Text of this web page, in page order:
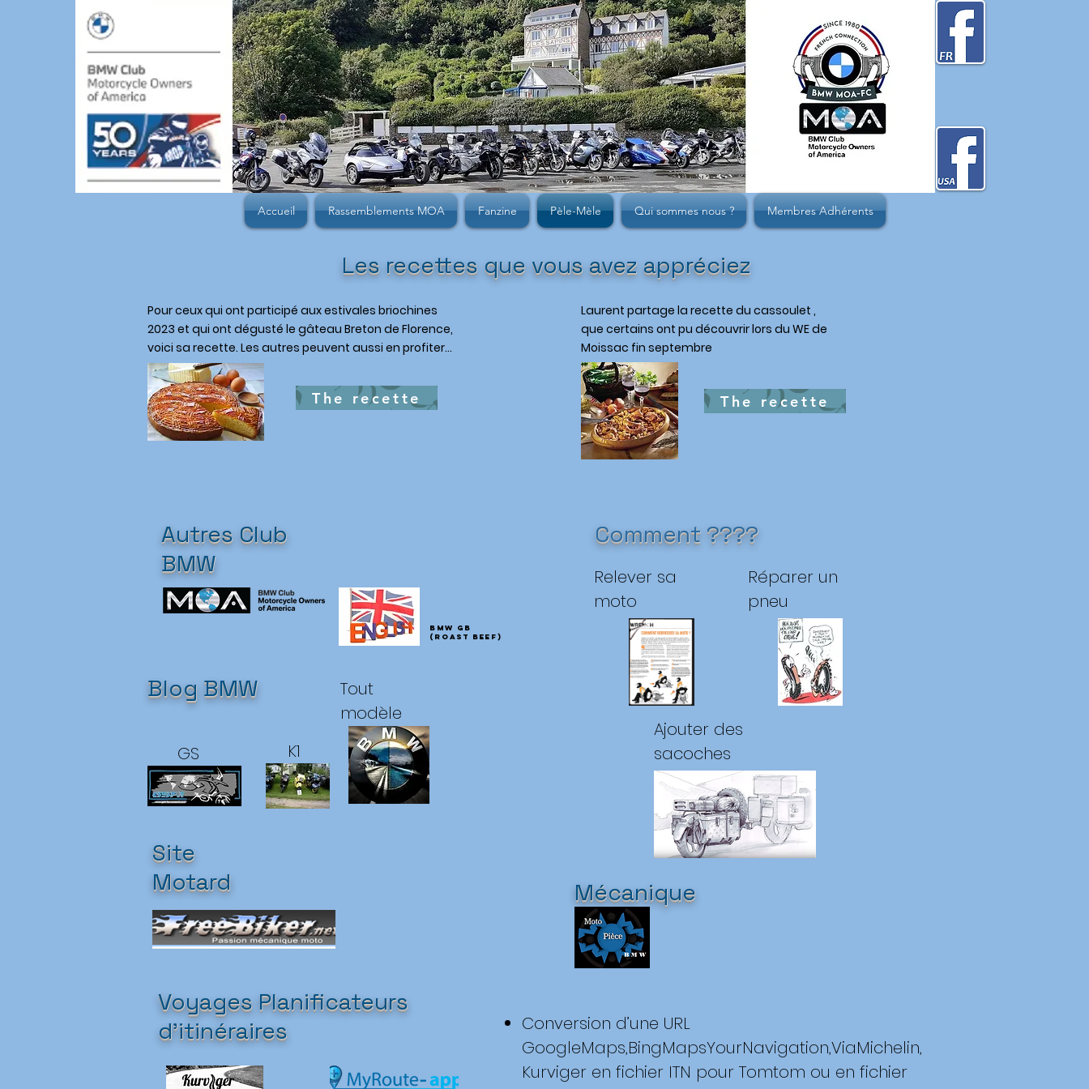
Les recettes que vous avez appréciez
Pour ceux qui ont participé aux estivales briochines
2023 et qui ont dégusté le gâteau Breton de Florence,
voici sa recette. Les autres peuvent aussi en profiter...
The recette
Laurent partage la recette du cassoulet ,
que certains ont pu découvrir lors du WE de
Moissac fin septembre
The recette
Autres Club
BMW
BMW GB
(Roast beef)
Blog BMW
Tout
modèle
GS
K1
Site
Motard
Comment ????
Relever sa
moto
Réparer un
pneu
Ajouter des
sacoches
Mécanique
Voyages Planificateurs
d'itinéraires
Conversion d’une URL
GoogleMaps,BingMapsYourNavigation,ViaMichelin,
Kurviger en fichier ITN pour Tomtom ou en fichier
Accueil Rassemblements MOA Fanzine Pèle-Mèle Qui sommes nous ? Membres Adhérents